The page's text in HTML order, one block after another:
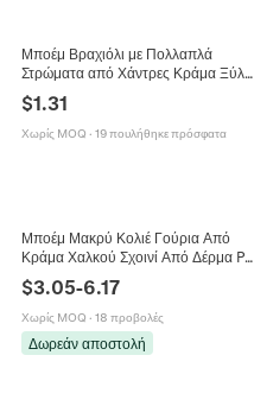
Μποέμ Βραχιόλι με Πολλαπλά
Στρώματα από Χάντρες Κράμα Ξύλο
Love You Φούντα Γυναικεία
$1.31
Χωρίς MOQ · 19 πουλήθηκε πρόσφατα
Μποέμ Μακρύ Κολιέ Γούρια Από
Κράμα Χαλκού Σχοινί Από Δέρμα PU
Πολλαπλά Μενταγιόν Καρδιά Αστέρι
Vintage Κοσμήματα Γυναικεία
$3.05-6.17
Χωρίς MOQ · 18 προβολές
Δωρεάν αποστολή